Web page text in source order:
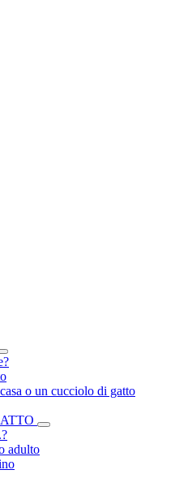
o un cucciolo di gatto
adulto